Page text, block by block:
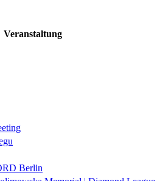
Veranstaltung
Berlin